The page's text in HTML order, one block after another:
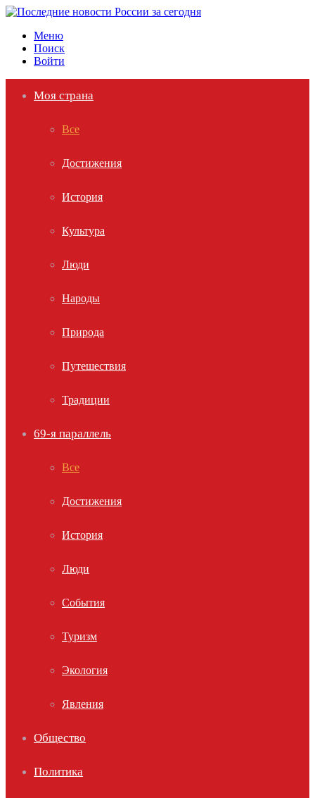
Меню
Поиск
Войти
Моя страна
Все
Достижения
История
Культура
Люди
Народы
Природа
Путешествия
Традиции
69-я параллель
Все
Достижения
История
Люди
События
Туризм
Экология
Явления
Общество
Политика